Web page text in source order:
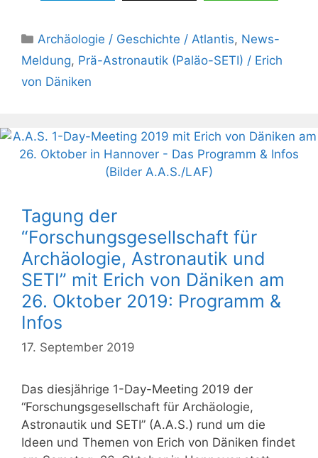
Kategorien
Archäologie / Geschichte / Atlantis, News-
Meldung, Prä-Astronautik (Paläo-SETI) / Erich
von Däniken
Tagung der
“Forschungsgesellschaft für
Archäologie, Astronautik und
SETI” mit Erich von Däniken am
26. Oktober 2019: Programm &
Infos
17. September 2019
Das diesjährige 1-Day-Meeting 2019 der
“Forschungsgesellschaft für Archäologie,
Astronautik und SETI” (A.A.S.) rund um die
Ideen und Themen von Erich von Däniken findet